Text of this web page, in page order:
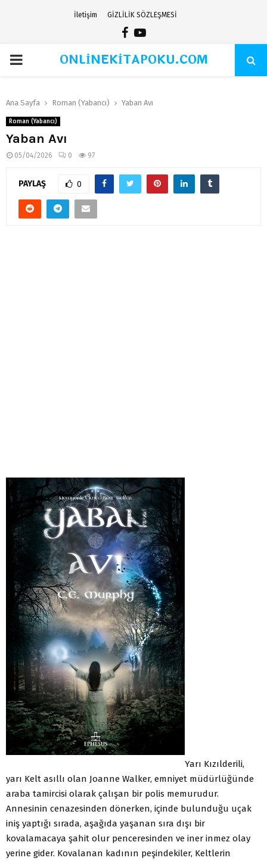
İletişim GİZLİLİK SÖZLEŞMESİ
Facebook
Youtube
PRIMARYONLİNEKİTAPOKU.COM
Ana Sayfa Roman (Yabancı) Yaban Avı
Roman (Yabancı)
Yaban Avı
05/04/2026 0 97
PAYLAŞ 0
Yarı Kızılderili,
yarı Kelt asıllı olan Joanne Walker, emniyet müdürlüğünde
araba tamircisi olarak çalışan bir polis memurudur.
Annesinin cenazesinden dönerken, içinde bulunduğu uçak
iniş yaptığı sırada, aşağıda yaşanan sıra dışı bir
kovalamacaya şahit olur penceresinden ve iner inmez olay
yerine gider. Kovalanan kadının peşindekiler, Keltlerin